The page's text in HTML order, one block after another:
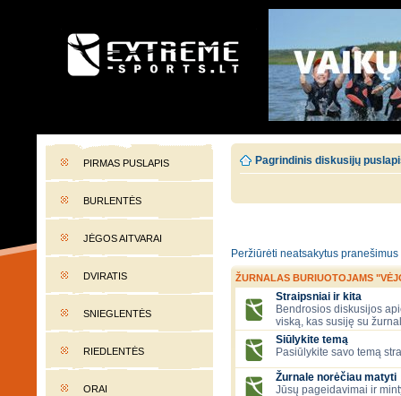
EXTREME-SPORTS.LT
PIRMAS PUSLAPIS
BURLENTĖS
JĖGOS AITVARAI
DVIRATIS
SNIEGLENTĖS
RIEDLENTĖS
ORAI
Pagrindinis diskusijų
Peržiūrėti neatsakytus pranešimus
ŽURNALAS BURIUOTOJAMS
Straipsniai ir kita
Bendrosios diskusijos
viską, kas susiję su
Siūlykite temą
Pasiūlykite savo temą
Žurnale norėčiau matyti
Jūsų pageidavimai ir